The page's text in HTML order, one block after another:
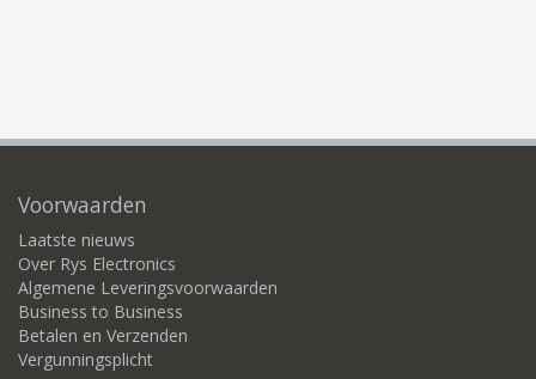
Voorwaarden
Laatste nieuws
Over Rys Electronics
Algemene Leveringsvoorwaarden
Business to Business
Betalen en Verzenden
Vergunningsplicht